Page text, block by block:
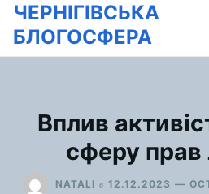
ЧЕРНІГІВСЬКА
БЛОГОСФЕРА
Вплив
сферу
NATALI в 12.12.2023